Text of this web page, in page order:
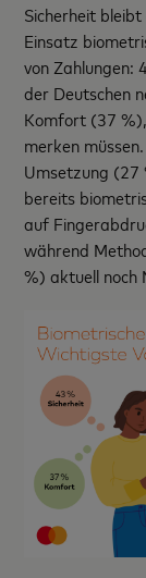
Sicherheit
Einsatz
von Zahlungen:
der Deutschen
Komfort (37
merken
Umsetzung (27
bereits
auf
während
%) aktuell noch